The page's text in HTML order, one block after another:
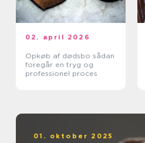
02. april 2026
Opkøb af dødsbo sådan
foregår en tryg og
professionel proces
01. oktober 2025